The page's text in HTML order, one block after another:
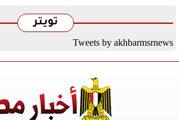
تويتر
Tweets by akhbarmsrnews